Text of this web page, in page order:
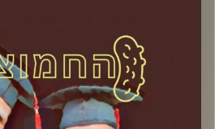
קרדיט תמונות:AudioVersity